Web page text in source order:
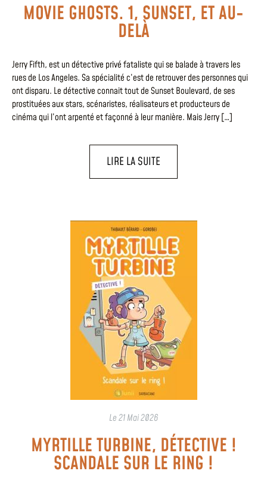
MOVIE GHOSTS. 1, SUNSET, ET AU-
DELÀ
Jerry Fifth, est un détective privé fataliste qui se balade à travers les
rues de Los Angeles. Sa spécialité c’est de retrouver des personnes qui
ont disparu. Le détective connait tout de Sunset Boulevard, de ses
prostituées aux stars, scénaristes, réalisateurs et producteurs de
cinéma qui l’ont arpenté et façonné à leur manière. Mais Jerry […]
LIRE LA SUITE
Le21 Mai 2026
MYRTILLE TURBINE, DÉTECTIVE !
SCANDALE SUR LE RING !